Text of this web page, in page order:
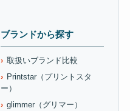
ブランドから探す
取扱いブランド比較
Printstar（プリントスタ
ー）
glimmer（グリマー）